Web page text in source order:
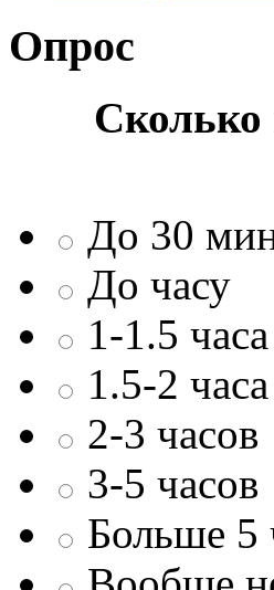
Опрос
Сколько
До 30
До часу
1-1.5 часа
1.5-2 часа
2-3 часов
3-5 часов
Больше 5